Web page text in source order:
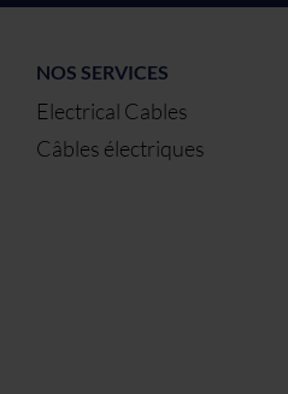
NOS SERVICES
Electrical Cables
Câbles électriques